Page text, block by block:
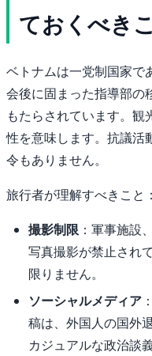
ておくべき
ベトナムは一党制国家で
会後に固まった指導部の
もたらされています。
性を意味します。抗議活
令もありません。
旅行者が理解すべきこと：
撮影制限 ：軍事施設
写真撮影が禁止され
限りません。
ソーシャルメディア
稿は、外国人の国外
カジュアルな政治談